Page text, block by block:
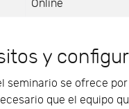
Online
y
seminario se ofrece por
que el equipo